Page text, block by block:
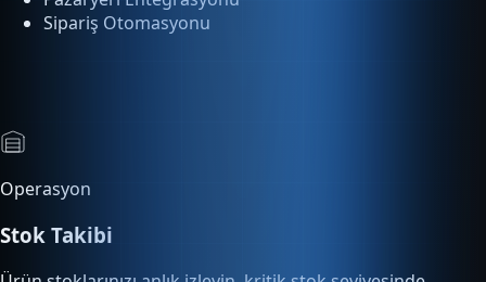
Operasyon
Stok Takibi
Ürün stoklarınızı anlık izleyin, kritik stok seviyesinde
otomatik uyarı alın.